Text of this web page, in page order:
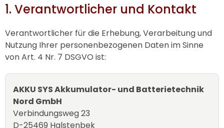
1. Verantwortlicher und Kontakt
Verantwortlicher für die Erhebung, Verarbeitung und
Nutzung Ihrer personenbezogenen Daten im Sinne
von Art. 4 Nr. 7 DSGVO ist:
AKKU SYSAkkumulator- und Batterietechnik
Nord GmbH
Verbindungsweg 23
D-25469 Halstenbek